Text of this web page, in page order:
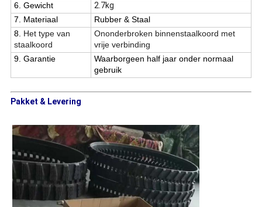
6. Gewicht
2.7kg
7. Materiaal
Rubber & Staal
8. Het type van
staalkoord
Ononderbroken binnenstaalkoord met
vrije verbinding
9. Garantie
Waarborgeen half jaar onder normaal
gebruik
Pakket & Levering